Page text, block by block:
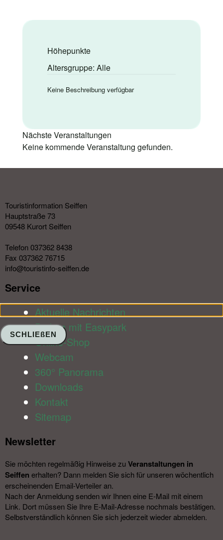
Höhepunkte
Altersgruppe: Alle
Keine Beschreibung verfügbar
Nächste Veranstaltungen
Keine kommende Veranstaltung gefunden.
Touristinformation Seiffen
Hauptstraße 73
09548 Kurort Seiffen
Telefon 037362 8438
Fax 037362 76715
info@touristinfo-seiffen.de
Service​
Aktuelle Nachrichten
Parken mit Easypark
Online-Shop
Webcam
360° Panorama
Downloads
Kontakt
Sitemap
Newsletter​
Sie möchten regelmäßig Hinweise zu Veranstal­tungen in
Seiffen erhalten? Dann melden Sie sich für unseren wöchentlich
erscheinenden Email-Verteiler an.
Nach der Anmeldung senden wir Ihnen eine E-Mail mit einem
Link. Dort müssen Sie Ihre E-Mail-Adresse nochmals bestätigen.
Selbstverständlich können Sie sich jederzeit wieder abmelden.​
SCHLIEßEN